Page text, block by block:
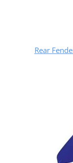
Rear